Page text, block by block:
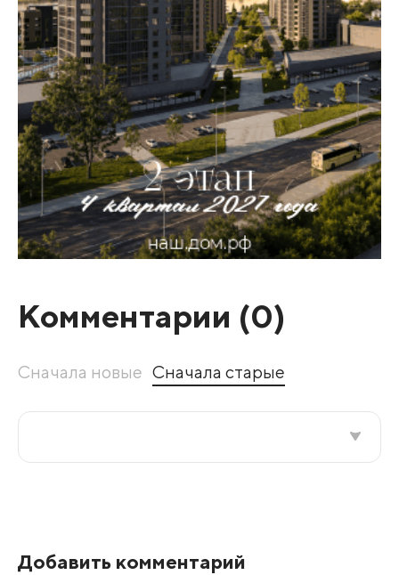
Комментарии (0)
Сначала новые Сначала старые
Добавить комментарий